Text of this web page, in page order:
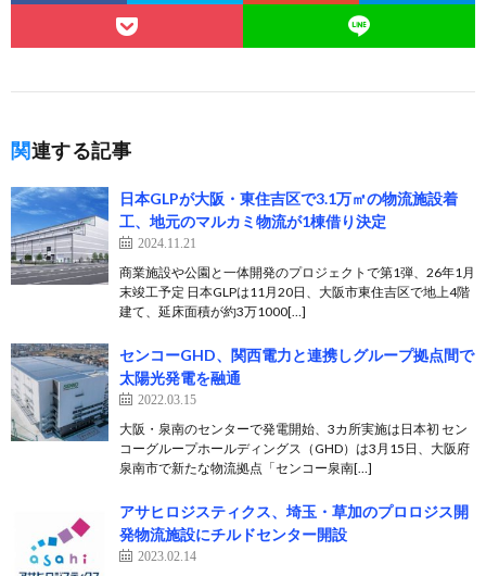
関連する記事
日本GLPが大阪・東住吉区で3.1万㎡の物流施設着
工、地元のマルカミ物流が1棟借り決定
2024.11.21
商業施設や公園と一体開発のプロジェクトで第1弾、26年1月
末竣工予定 日本GLPは11月20日、大阪市東住吉区で地上4階
建て、延床面積が約3万1000[…]
センコーGHD、関西電力と連携しグループ拠点間で
太陽光発電を融通
2022.03.15
大阪・泉南のセンターで発電開始、3カ所実施は日本初 セン
コーグループホールディングス（GHD）は3月15日、大阪府
泉南市で新たな物流拠点「センコー泉南[…]
アサヒロジスティクス、埼玉・草加のプロロジス開
発物流施設にチルドセンター開設
2023.02.14